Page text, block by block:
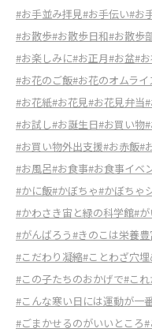
#お手並み拝見#お手伝い#お
#お散歩#お散歩日和#お散歩
#お楽しみに#お正月#お盆#
#お花のご飯#お花のオムライ
#お花紙#お花見#お花見弁当
#お試し#お誕生日#お買い物
#お買い物外出支援#お赤飯#
#お風呂#お食事#お食事イベ
#かに飯#かぼちゃ#かぼちゃ
#かわさき宙と緑の科学館#が
#がんばろう#きのこは栄養豊
#こだわり凝縮#ことわざ穴
#この子たちのおかげで#こ
#こんな寒い日には運動が一
#ごまかせるのがいいところ